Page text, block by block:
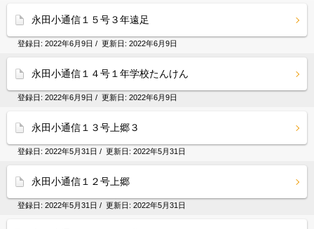
永田小通信１５号３年遠足
登録日: 2022年6月9日 / 更新日: 2022年6月9日
永田小通信１４号１年学校たんけん
登録日: 2022年6月9日 / 更新日: 2022年6月9日
永田小通信１３号上郷３
登録日: 2022年5月31日 / 更新日: 2022年5月31日
永田小通信１２号上郷
登録日: 2022年5月31日 / 更新日: 2022年5月31日